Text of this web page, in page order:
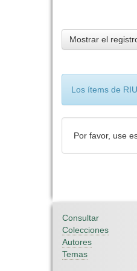
Mostrar el
Los ítems de
Por favor, use
Consultar
Colecciones
Autores
Temas